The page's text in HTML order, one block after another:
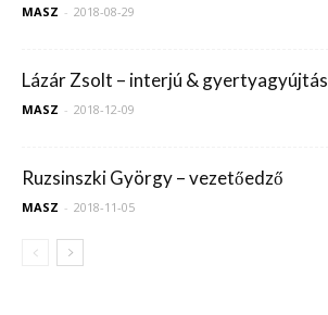
MASZ - 2018-08-29
Lázár Zsolt – interjú & gyertyagyújtás
MASZ - 2018-12-09
Ruzsinszki György – vezetőedző
MASZ - 2018-11-05